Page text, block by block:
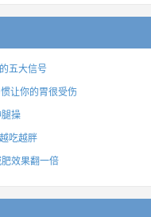
五大信号
让你的胃很受伤
操
吃越胖
效果翻一倍